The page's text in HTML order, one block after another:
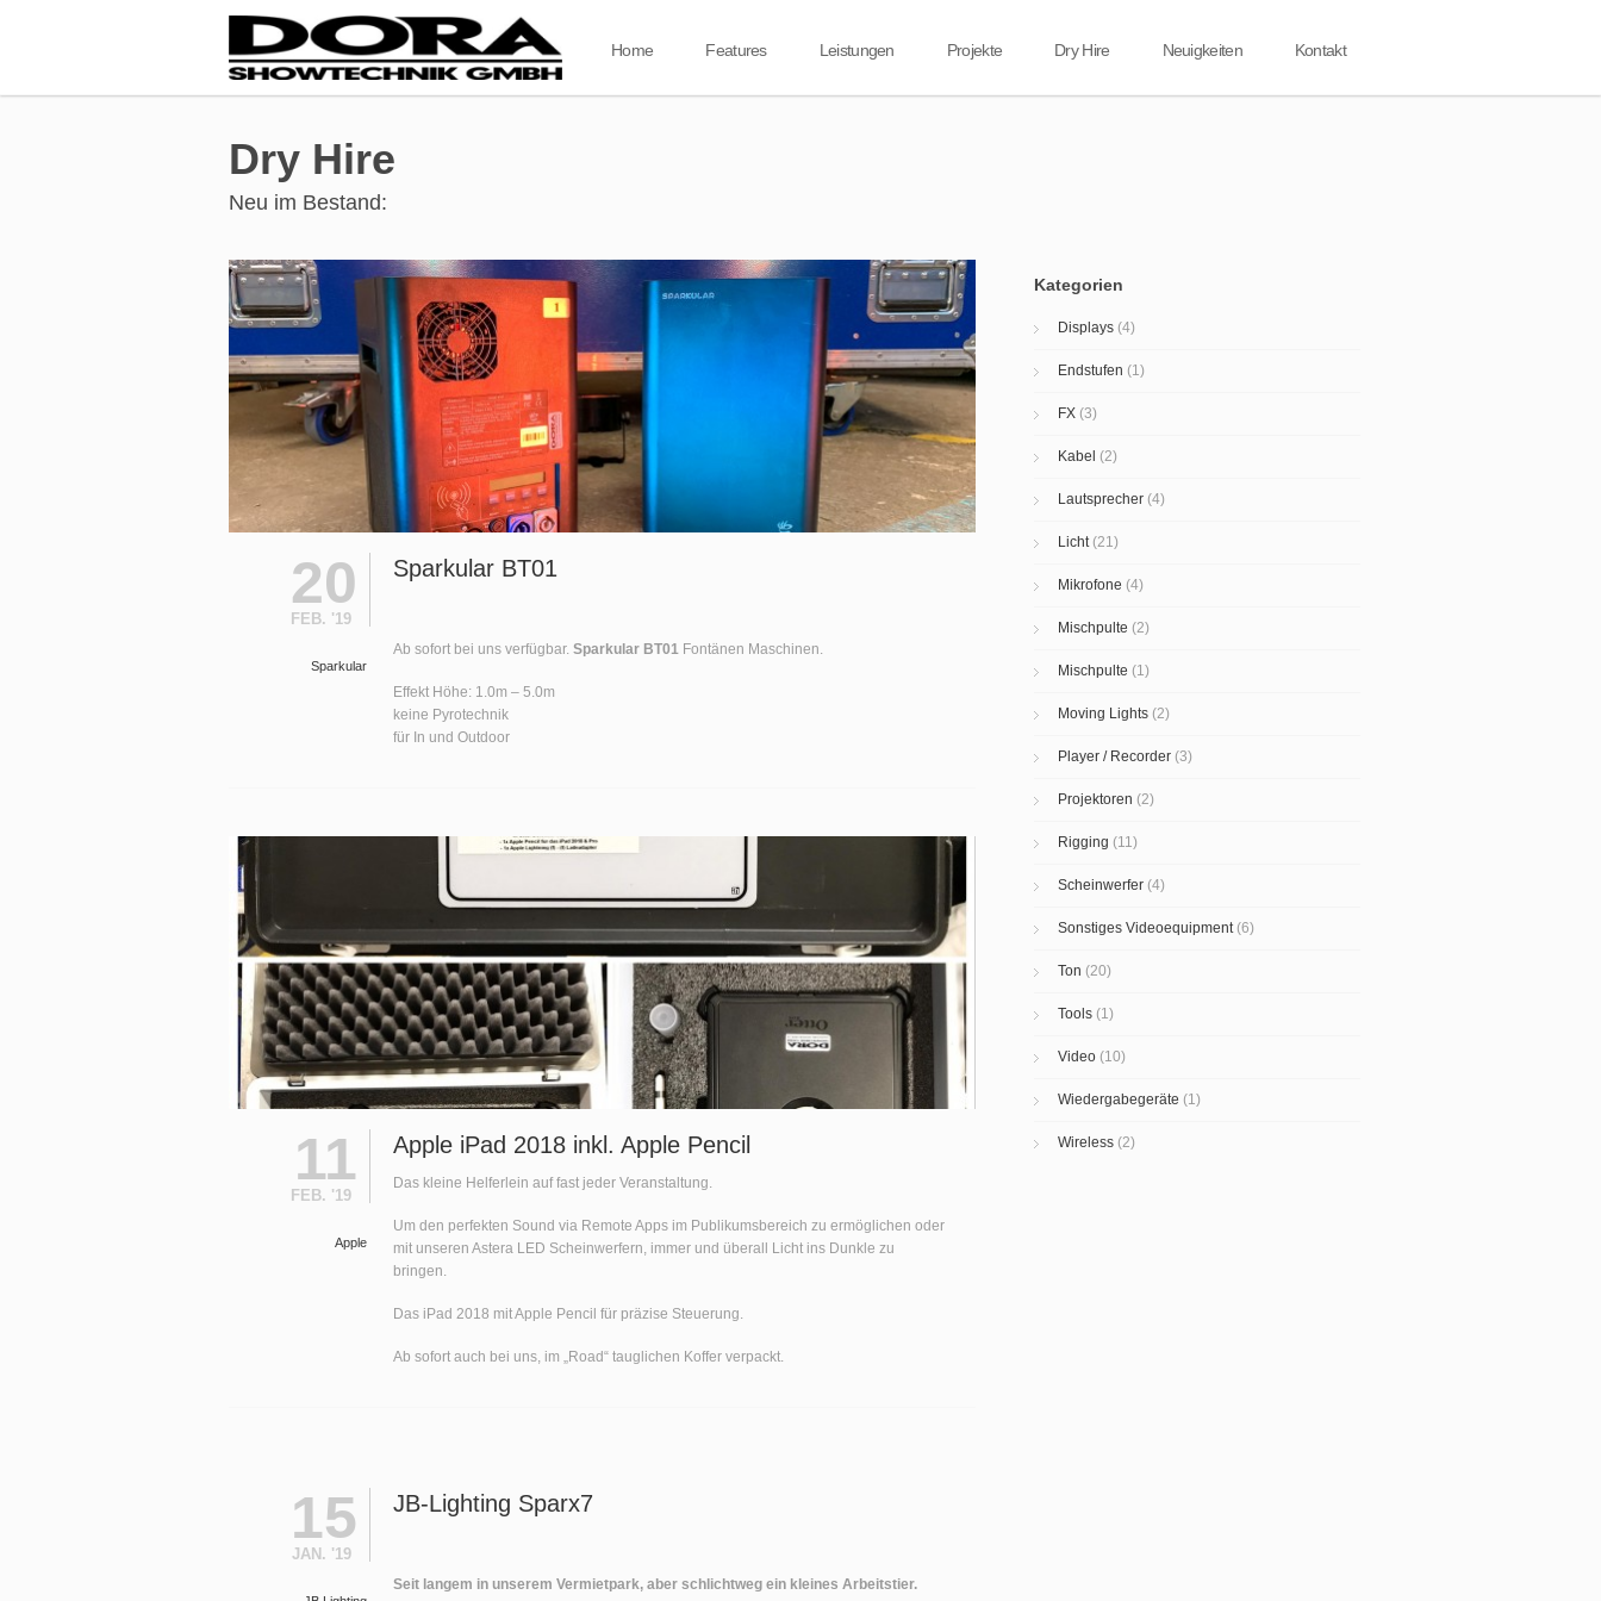
Home Features Leistungen Projekte Dry Hire Neuigkeiten Kontakt
Dry Hire
Neu im Bestand:
20
FEB. '19
Sparkular
Sparkular BT01
Ab sofort bei uns verfügbar. Sparkular BT01Fontänen Maschinen.
Effekt Höhe: 1.0m – 5.0m
keine Pyrotechnik
für In und Outdoor
11
FEB. '19
Apple
Apple iPad 2018 inkl. Apple Pencil
Das kleine Helferlein auf fast jeder Veranstaltung.
Um den perfekten Sound via Remote Apps im Publikumsbereich zu ermöglichen oder
mit unseren Astera LED Scheinwerfern, immer und überall Licht ins Dunkle zu
bringen.
Das iPad 2018 mit Apple Pencil für präzise Steuerung.
Ab sofort auch bei uns, im „Road“ tauglichen Koffer verpackt.
15
JAN. '19
JB-Lighting Sparx7
Seit langem in unserem Vermietpark, aber schlichtweg ein kleines Arbeitstier.
Kategorien
Displays(4)
Endstufen (1)
FX(3)
Kabel (2)
Lautsprecher(4)
Licht(21)
Mikrofone (4)
Mischpulte (2)
Mischpulte (1)
Moving Lights(2)
Player / Recorder(3)
Projektoren (2)
Rigging (11)
Scheinwerfer(4)
Sonstiges Videoequipment(6)
Ton (20)
Tools(1)
Video(10)
Wiedergabegeräte (1)
Wireless(2)